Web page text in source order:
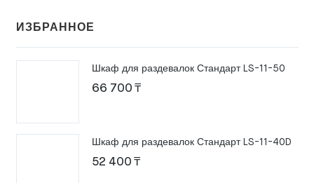
ИЗБРАННОЕ
Шкаф для раздевалок Стандарт LS-11-50
66 700 ₸
Шкаф для раздевалок Стандарт LS-11-40D
52 400 ₸